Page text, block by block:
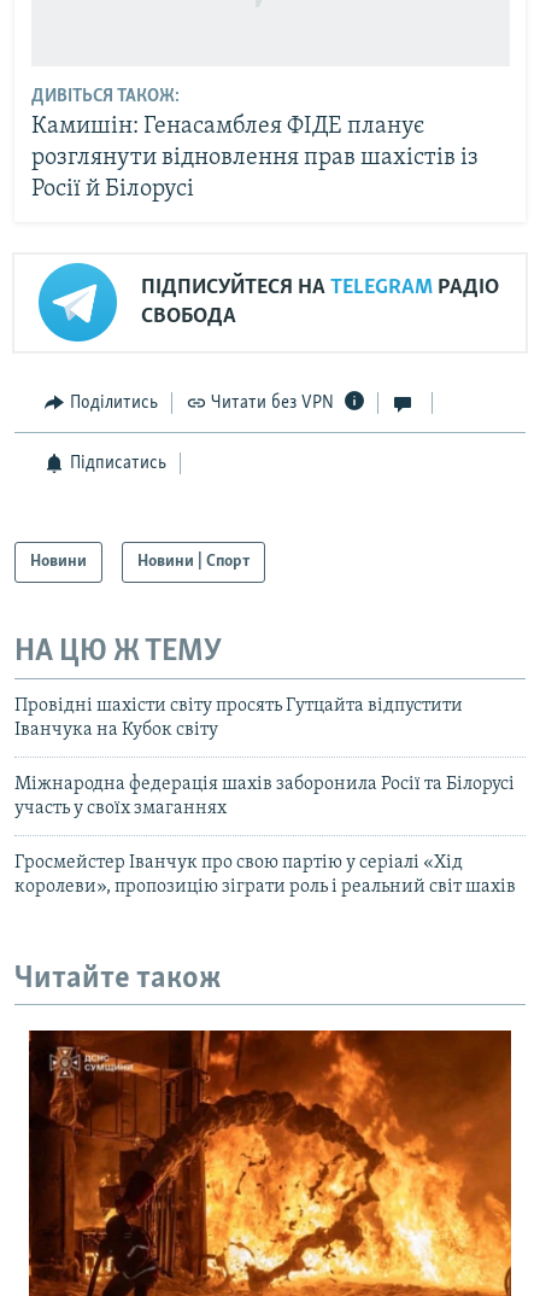
ДИВІТЬСЯ ТАКОЖ:
Камишін: Генасамблея ФІДЕ планує
розглянути відновлення прав шахістів із
Росії й Білорусі
ПІДПИСУЙТЕСЯ НА TELEGRAM РАДІО
СВОБОДА
Поділитись Читати без VPN
Підписатись
Новини Новини | Спорт
НА ЦЮ Ж ТЕМУ
Провідні шахісти світу просять Гутцайта відпустити
Іванчука на Кубок світу
Міжнародна федерація шахів заборонила Росії та Білорусі
участь у своїх змаганнях
Гросмейстер Іванчук про свою партію у серіалі «Хід
королеви», пропозицію зіграти роль і реальний світ шахів
Читайте також